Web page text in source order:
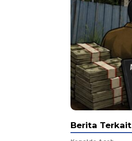
Berita Terkait